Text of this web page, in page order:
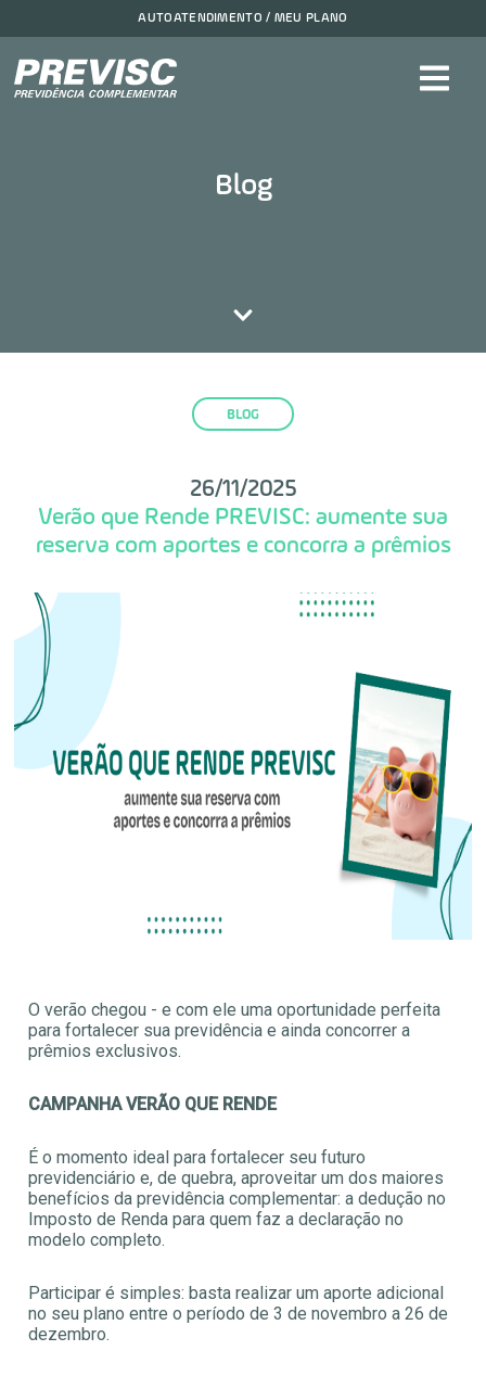
AUTOATENDIMENTO / MEU PLANO
Blog
BLOG
26/11/2025
Verão que Rende PREVISC: aumente sua
reserva com aportes e concorra a prêmios
O verão chegou - e com ele uma oportunidade perfeita
para fortalecer sua previdência e ainda concorrer a
prêmios exclusivos.
CAMPANHA VERÃO QUE RENDE
É o momento ideal para fortalecer seu futuro
previdenciário e, de quebra, aproveitar um dos maiores
benefícios da previdência complementar: a dedução no
Imposto de Renda para quem faz a declaração no
modelo completo.
Participar é simples: basta realizar um aporte adicional
no seu plano entre o período de 3 de novembro a 26 de
dezembro.